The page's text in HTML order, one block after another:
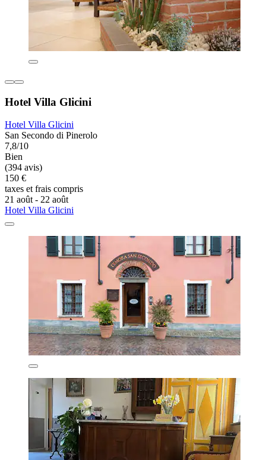
Hotel Villa Glicini
Hotel Villa Glicini
San Secondo di Pinerolo
7,8/10
Bien
(394 avis)
150 €
taxes et frais compris
21 août - 22 août
Hotel Villa Glicini